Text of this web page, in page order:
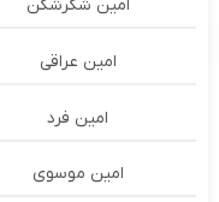
امین شکرشکن
امین عراقی
امین فرد
امین موسوی